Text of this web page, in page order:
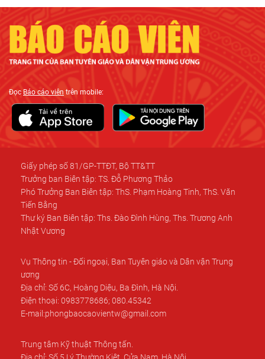
ĐọcBáo cáo viên trên mobile:
Giấy phép số 81/GP-TTĐT, Bộ TT&TT
Trưởng ban Biên tập: TS. Đỗ Phương Thảo
Phó Trưởng Ban Biên tập: ThS. Phạm Hoàng Tinh, ThS. Văn
Tiến Bằng
Thư ký Ban Biên tập: Ths. Đào Đình Hùng, Ths. Trương Anh
Nhật Vương
Vụ Thông tin - Đối ngoại, Ban Tuyên giáo và Dân vận Trung
ương
Địa chỉ: Số 6C, Hoàng Diệu, Ba Đình, Hà Nội.
Điện thoại: 0983778686; 080.45342
E-mail:phongbaocaovientw@gmail.com
Trung tâm Kỹ thuật Thông tấn.
Địa chỉ: Số 5 Lý Thường Kiệt, Cửa Nam, Hà Nội.